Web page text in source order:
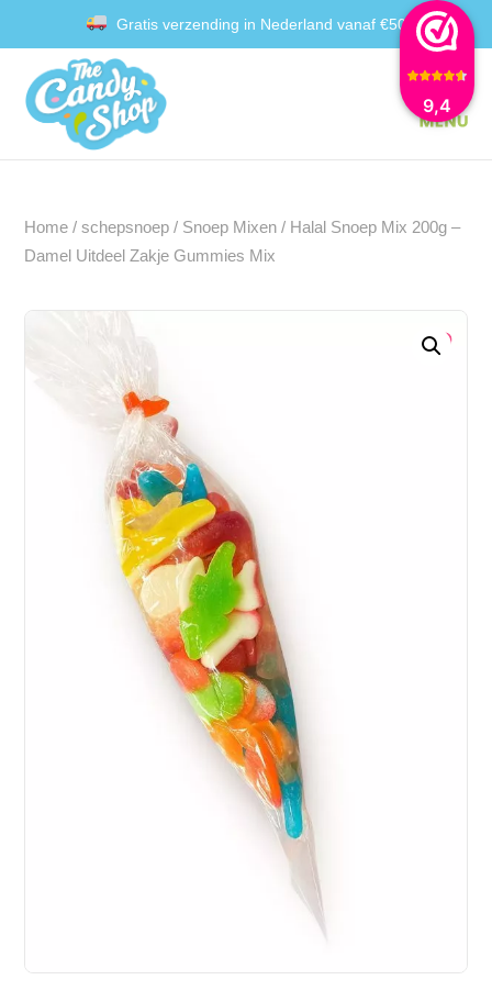
9,4
Gratis verzending in Nederland vanaf €50
Home /schepsnoep / Snoep Mixen / Halal Snoep Mix 200g –
Damel Uitdeel Zakje Gummies Mix